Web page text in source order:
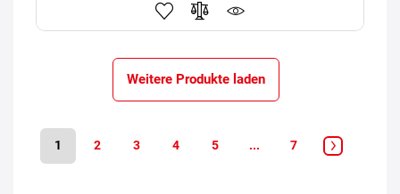
Weitere Produkte laden
1 2 3 4 5 ... 7